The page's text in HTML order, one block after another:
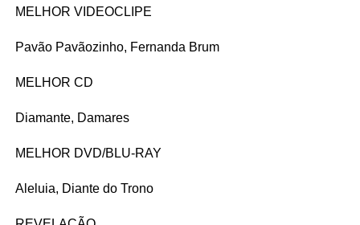
MELHOR VIDEOCLIPE
Pavão Pavãozinho, Fernanda Brum
MELHOR CD
Diamante, Damares
MELHOR DVD/BLU-RAY
Aleluia, Diante do Trono